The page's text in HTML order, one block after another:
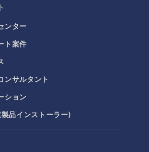
ンター
ト案件
ンサルタント
ション
品インストーラー)